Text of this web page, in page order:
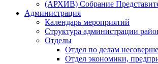
(АРХИВ) Собрание
Администрация
Календарь мероприятий
Структура администрации
Отделы
Отдел по делам
Отдел экономики,